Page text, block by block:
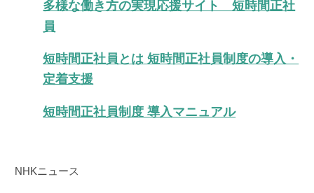
多様な働き方の実現応援サイト 短時間正社
員
短時間正社員とは 短時間正社員制度の導入・
定着支援
短時間正社員制度 導入マニュアル
NHKニュース